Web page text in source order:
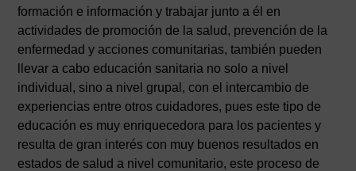
formación e información y trabajar junto a él en
actividades de promoción de la salud, prevención de la
enfermedad y acciones comunitarias, también pueden
llevar a cabo educación sanitaria no solo a nivel
individual, sino a nivel grupal, con el intercambio de
experiencias entre otros cuidadores, pues este tipo de
educación es muy enriquecedora para los pacientes y
resulta de gran interés con muy buenos resultados en
estados de salud a nivel comunitario, este proceso de